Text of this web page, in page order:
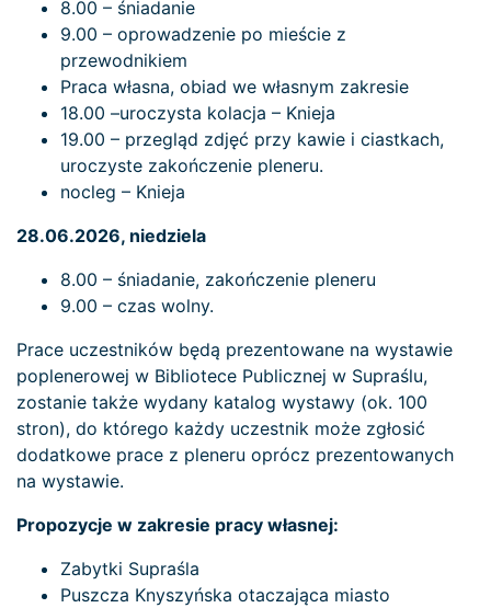
8.00 – śniadanie
9.00 – oprowadzenie po mieście z
przewodnikiem
Praca własna, obiad we własnym zakresie
18.00 –uroczysta kolacja – Knieja
19.00 – przegląd zdjęć przy kawie i ciastkach,
uroczyste zakończenie pleneru.
nocleg – Knieja
28.06.2026, niedziela
8.00 – śniadanie, zakończenie pleneru
9.00 – czas wolny.
Prace uczestników będą prezentowane na wystawie
poplenerowej w Bibliotece Publicznej w Supraślu,
zostanie także wydany katalog wystawy (ok. 100
stron), do którego każdy uczestnik może zgłosić
dodatkowe prace z pleneru oprócz prezentowanych
na wystawie.
Propozycje w zakresie pracy własnej:
Zabytki Supraśla
Puszcza Knyszyńska otaczająca miasto